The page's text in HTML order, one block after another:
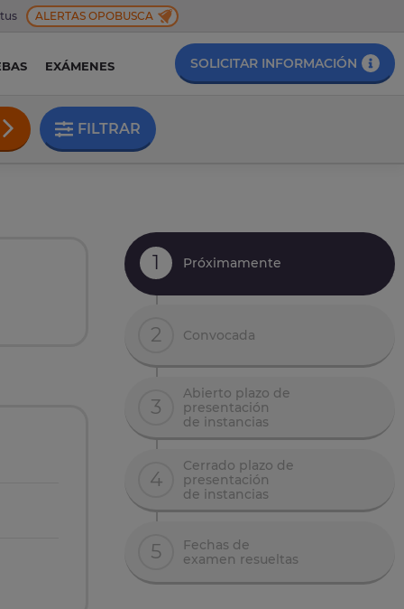
ALERTAS OPOBUSCA
EXÁMENES SOLICITAR INFORMACIÓN
FILTRAR
1 Próximamente
2 Convocada
3
Abierto plazo de
presentación
de instancias
4
Cerrado plazo de
presentación
de instancias
5
Fechas de
examen resueltas